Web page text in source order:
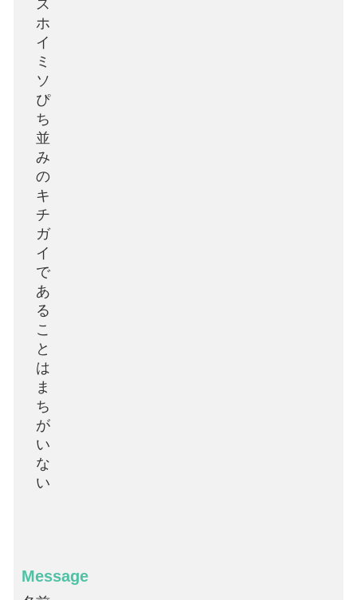
ホ
イ
ミ
ソ
ぴ
ち
並
み
の
キ
チ
ガ
イ
で
あ
る
こ
と
は
ま
ち
が
い
な
い
Message